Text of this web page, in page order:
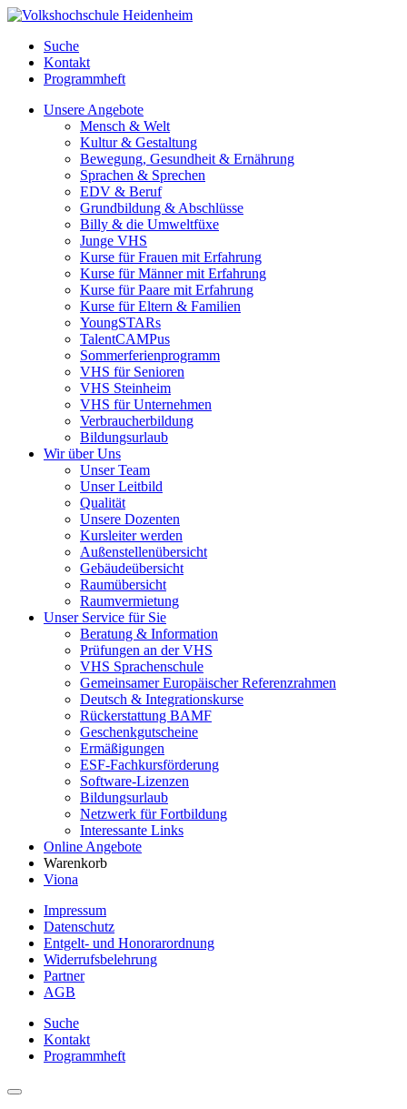
Suche
Kontakt
Programmheft
Unsere Angebote
Mensch & Welt
Kultur & Gestaltung
Bewegung, Gesundheit & Ernährung
Sprachen & Sprechen
EDV & Beruf
Grundbildung & Abschlüsse
Billy & die Umweltfüxe
Junge VHS
Kurse für Frauen mit Erfahrung
Kurse für Männer mit Erfahrung
Kurse für Paare mit Erfahrung
Kurse für Eltern & Familien
YoungSTARs
TalentCAMPus
Sommerferienprogramm
VHS für Senioren
VHS Steinheim
VHS für Unternehmen
Verbraucherbildung
Bildungsurlaub
Wir über Uns
Unser Team
Unser Leitbild
Qualität
Unsere Dozenten
Kursleiter werden
Außenstellenübersicht
Gebäudeübersicht
Raumübersicht
Raumvermietung
Unser Service für Sie
Beratung & Information
Prüfungen an der VHS
VHS Sprachenschule
Gemeinsamer Europäischer Referenzrahmen
Deutsch & Integrationskurse
Rückerstattung BAMF
Geschenkgutscheine
Ermäßigungen
ESF-Fachkursförderung
Software-Lizenzen
Bildungsurlaub
Netzwerk für Fortbildung
Interessante Links
Online Angebote
Warenkorb
Viona
Impressum
Datenschutz
Entgelt- und Honorarordnung
Widerrufsbelehrung
Partner
AGB
Suche
Kontakt
Programmheft